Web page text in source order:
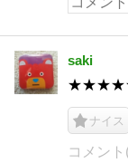
saki
ナイス
コメント